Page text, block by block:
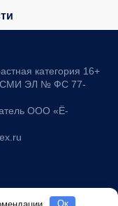
категория 16+
СМИ ЭЛ № ФС 77-
ООО «Ё-
Oк